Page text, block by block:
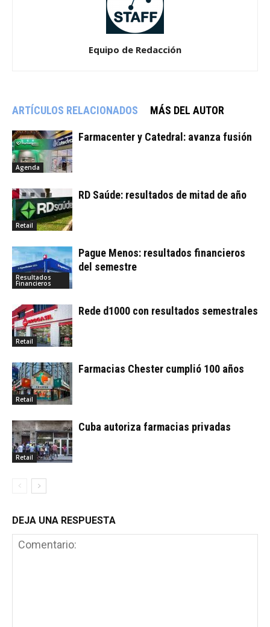
Equipo de Redacción
ARTÍCULOS RELACIONADOS MÁS DEL AUTOR
Agenda
Farmacenter y Catedral: avanza fusión
Retail
RD Saúde: resultados de mitad de año
Resultados
Financieros
Pague Menos: resultados financieros
del semestre
Retail
Rede d1000 con resultados semestrales
Retail
Farmacias Chester cumplió 100 años
Retail
Cuba autoriza farmacias privadas
DEJA UNA RESPUESTA